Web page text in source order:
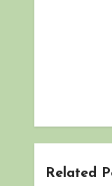
Related